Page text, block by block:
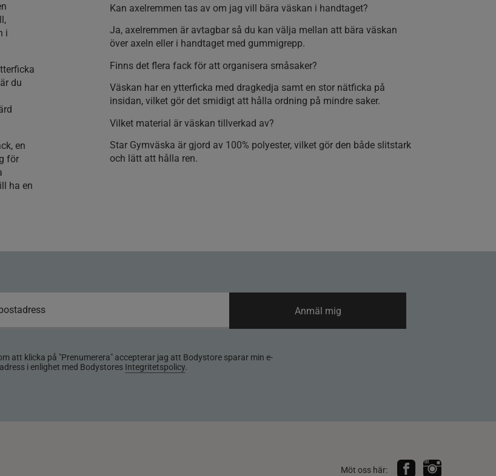
i
du
en
för
ha en
Kan axelremmen tas av om jag vill bära väskan i handtaget?
Ja, axelremmen är avtagbar så du kan välja mellan att bära väskan
över axeln eller i handtaget med gummigrepp.
Finns det flera fack för att organisera småsaker?
Väskan har en ytterficka med dragkedja samt en stor nätficka på
insidan, vilket gör det smidigt att hålla ordning på mindre saker.
Vilket material är väskan tillverkad av?
Star Gymväska är gjord av 100% polyester, vilket gör den både slitstark
och lätt att hålla ren.
att klicka på "Prenumerera" accepterar jag att Bodystore sparar min e-
i enlighet med Bodystores Integritetspolicy.
Anmäl mig
Möt oss här: